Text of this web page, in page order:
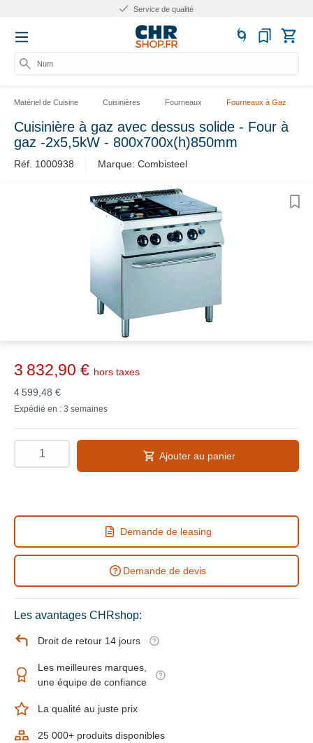
Service de qualité
Numé
Matériel de Cuisine Cuisinières Fourneaux Fourneaux à Gaz
Cuisinière à gaz avec dessus solide - Four à
gaz -2x5,5kW - 800x700x(h)850mm
Réf. 1000938 Marque: Combisteel
3 832,90 € hors taxes
4 599,48 €
Expédié en : 3 semaines
Ajouter au panier
Demande de leasing
Demande de devis
Les avantages CHRshop:
Droit de retour 14 jours
Les meilleures marques,
une équipe de confiance
La qualité au juste prix
25 000+ produits disponibles